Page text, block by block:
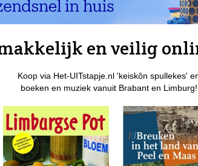
en veilig
Koop via Het-UITstapje.nl 'keiskôn spullekes'
boeken en muziek vanuit Brabant en